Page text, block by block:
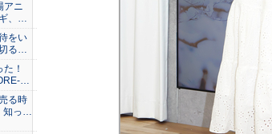
アニ
、13
をい
る出
！
T
る時
知って